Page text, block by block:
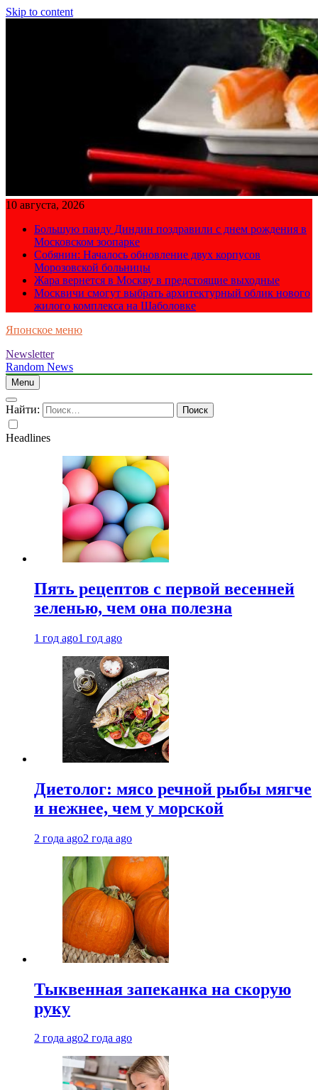
Skip to content
10 августа, 2026
Большую панду Диндин поздравили с днем рождения в
Московском зоопарке
Собянин: Началось обновление двух корпусов
Морозовской больницы
Жара вернется в Москву в предстоящие выходные
Москвичи смогут выбрать архитектурный облик нового
жилого комплекса на Шаболовке
Японское меню
Newsletter
Random News
Menu
Найти:
Headlines
Пять рецептов с первой весенней
зеленью, чем она полезна
1 год ago1 год ago
Диетолог: мясо речной рыбы мягче
и нежнее, чем у морской
2 года ago2 года ago
Тыквенная запеканка на скорую
руку
2 года ago2 года ago